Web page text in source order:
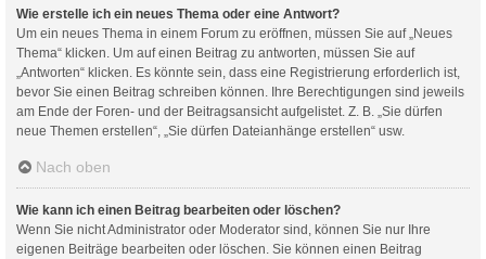
Wie erstelle ich ein neues Thema oder eine Antwort?
Um ein neues Thema in einem Forum zu eröffnen, müssen Sie auf „Neues
Thema“ klicken. Um auf einen Beitrag zu antworten, müssen Sie auf
„Antworten“ klicken. Es könnte sein, dass eine Registrierung erforderlich ist,
bevor Sie einen Beitrag schreiben können. Ihre Berechtigungen sind jeweils
am Ende der Foren- und der Beitragsansicht aufgelistet. Z. B. „Sie dürfen
neue Themen erstellen“, „Sie dürfen Dateianhänge erstellen“ usw.
Nach oben
Wie kann ich einen Beitrag bearbeiten oder löschen?
Wenn Sie nicht Administrator oder Moderator sind, können Sie nur Ihre
eigenen Beiträge bearbeiten oder löschen. Sie können einen Beitrag